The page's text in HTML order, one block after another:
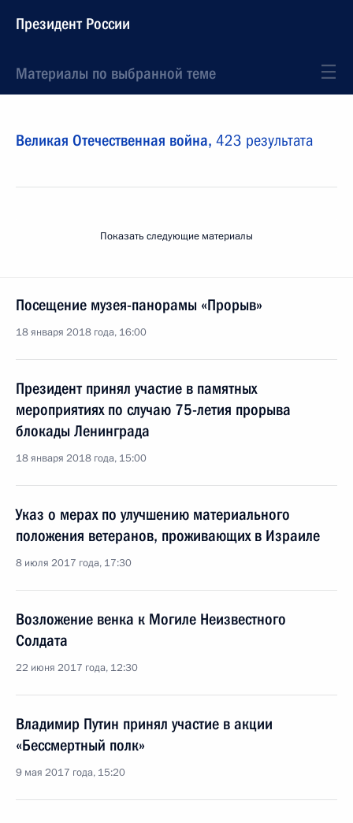
Президент России
Материалы по выбранной теме
Великая Отечественная война, 423 результата
Показать следующие материалы
Посещение музея-панорамы «Прорыв»
18 января 2018 года, 16:00
Президент принял участие в памятных
мероприятиях по случаю 75-летия прорыва
блокады Ленинграда
18 января 2018 года, 15:00
Указ о мерах по улучшению материального
положения ветеранов, проживающих в Израиле
8 июля 2017 года, 17:30
Возложение венка к Могиле Неизвестного
Солдата
22 июня 2017 года, 12:30
Владимир Путин принял участие в акции
«Бессмертный полк»
9 мая 2017 года, 15:20